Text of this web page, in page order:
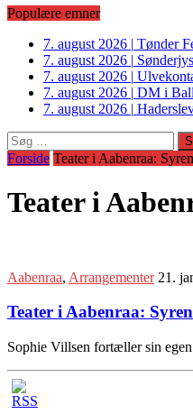
Populære emner
7. august 2026 | Tønder
7. august 2026 |
7. august 2026 |
7. august 2026 | DM i
7. august 2026 |
Søg
efter:
Forside Teater i Aabenraa:
Teater i
Aabenraa, Arrangementer 21.
Teater i Aabenraa:
Sophie Villsen fortæller sin